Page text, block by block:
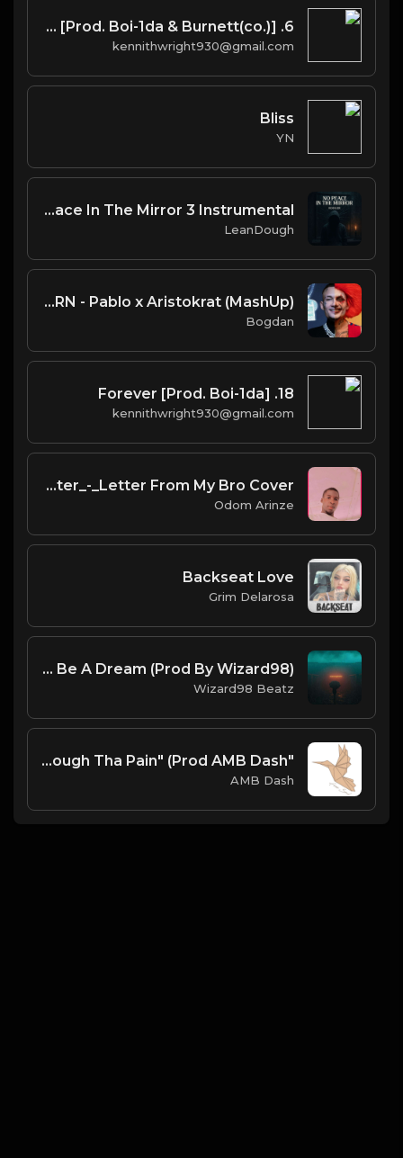
6. Up All Night [Prod. Boi-1da & Burnett(co.)]
kennithwright930@gmail.com
Bliss
YN
Al Salil Rodger - No Peace In The Mirror 3 Instrumental
LeanDough
MORGENSHTERN - Pablo x Aristokrat (MashUp)
Bogdan
18. Forever [Prod. Boi-1da]
kennithwright930@gmail.com
Manter_-_Letter From My Bro Cover
Odom Arinze
Backseat Love
Grim Delarosa
FREE FOR PROFIT Life Could Be A Dream (Prod By Wizard98)
Wizard98 Beatz
"Through Tha Pain" (Prod AMB Dash
AMB Dash